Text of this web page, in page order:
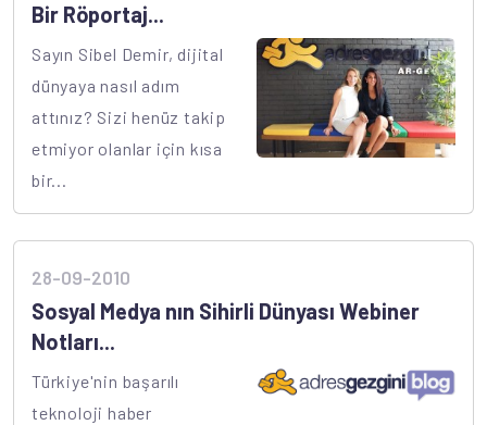
Bir Röportaj...
Sayın Sibel Demir, dijital
dünyaya nasıl adım
attınız? Sizi henüz takip
etmiyor olanlar için kısa
bir...
28-09-2010
Sosyal Medya nın Sihirli Dünyası Webiner
Notları...
Türkiye'nin başarılı
teknoloji haber